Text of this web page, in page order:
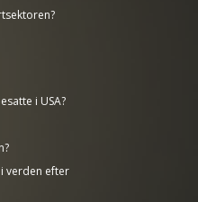
i USA?
verden efter